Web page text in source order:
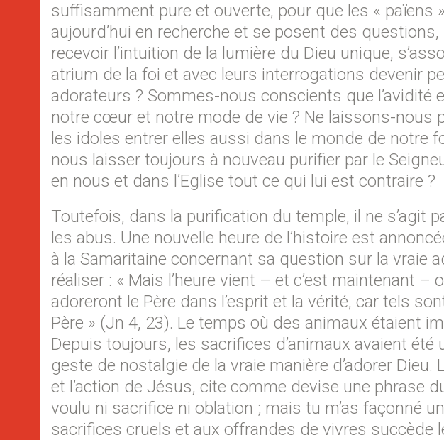
suffisamment pure et ouverte, pour que les « païens
aujourd’hui en recherche et se posent des
recevoir l’intuition de la lumière du Dieu unique,
atrium de la foi et avec leurs interrogations devenir
adorateurs ? Sommes-nous conscients que l’avidité
notre cœur et notre mode de vie ? Ne laissons-nous
les idoles entrer elles aussi dans le monde de notre
nous laisser toujours à nouveau purifier par le
en nous et dans l’Eglise tout ce qui lui est contraire ?
Toutefois, dans la purification du temple, il ne s’agit
les abus. Une nouvelle heure de l’histoire est
à la Samaritaine concernant sa question sur la vraie
réaliser : « Mais l’heure vient – et c’est maintenant –
adoreront le Père dans l’esprit et la vérité, car tels
Père » (Jn 4, 23). Le temps où des animaux étaient
Depuis toujours, les sacrifices d’animaux avaient
geste de nostalgie de la vraie manière d’adorer Dieu.
et l’action de Jésus, cite comme devise une phrase
voulu ni sacrifice ni oblation ; mais tu m’as façonné
sacrifices cruels et aux offrandes de vivres succède